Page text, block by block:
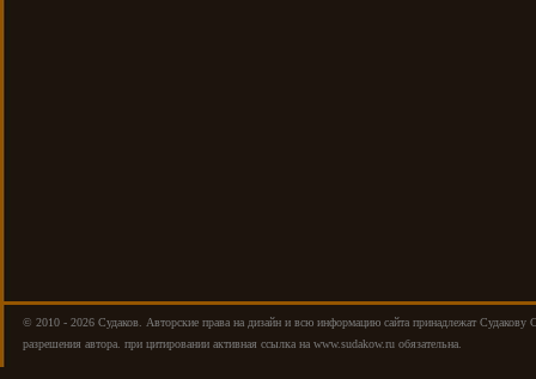
© 2010 - 2026 Cудаков. Авторские права на дизайн и всю информацию сайта принадлежат Судакову
разрешения автора. при цитировании активная ссылка на www.sudakow.ru обязательна.